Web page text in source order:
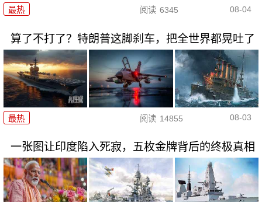
最热 阅读 6345 08-04
算了不打了？特朗普这脚刹车，把全世界都晃吐了
最热 阅读 14855 08-03
一张图让印度陷入死寂，五枚金牌背后的终极真相